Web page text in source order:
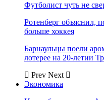
Футболист чуть не
Ротенберг объяснил,
больше хоккея
Барнаульцы поели
лотерее на 20-летии
Prev Next
Экономика